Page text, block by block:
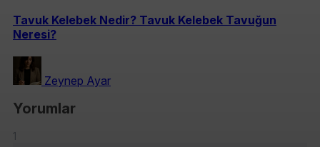
Tavuk Kelebek Nedir? Tavuk Kelebek Tavuğun
Neresi?
Zeynep Ayar
Yorumlar
1